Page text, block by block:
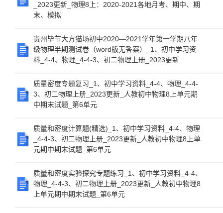
_2023更新_物理8上：2020-2021各地月考、期中、期
末、模拟
贵州毕节大方猫场初中2020—2021学年第一学期八年
级物理半期测试卷（word版无答案）_1、初中学习资
料_4-4、物理_4-4-3、初二物理上册_2023更新
质量密度专题复习_1、初中学习资料_4-4、物理_4-4-
3、初二物理上册_2023更新_人教初中物理8上单元期
中期末试题_第6单元
质量和密度计算题(精选)_1、初中学习资料_4-4、物理
_4-4-3、初二物理上册_2023更新_人教初中物理8上单
元期中期末试题_第6单元
质量和密度实验探究专题练习_1、初中学习资料_4-4、
物理_4-4-3、初二物理上册_2023更新_人教初中物理8
上单元期中期末试题_第6单元